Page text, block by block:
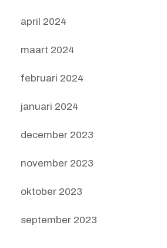
april 2024
maart 2024
februari 2024
januari 2024
december 2023
november 2023
oktober 2023
september 2023